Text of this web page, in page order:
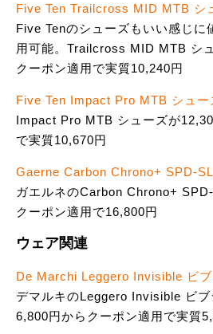
Five Ten Trailcross MID MTB シ
Five Tenのシューズもいい感じに
用可能。Trailcross MID MTB シ
クーポン適用で実質10,240円
Five Ten Impact Pro MTB シュー
Impact Pro MTB シューズが
で実質10,670円
Gaerne Carbon Chrono+ SPD-
ガエルネのCarbon Chrono+
クーポン適用で16,800円
ウェア関連
De Marchi Leggero Invisible ビ
デマルキのLeggero Invisible ビ
6,800円からクーポン適用で実質